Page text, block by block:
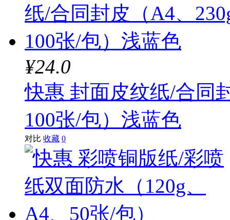
¥24.0
快惠 封面皮纹纸/合同
100张/包）浅蓝色
对比 收藏 0